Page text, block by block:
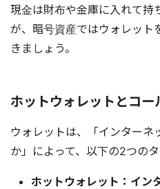
現金は財布や金庫に入れて持
が、暗号資産ではウォレット
きましょう。
ホットウォレットとコー
ウォレットは、「インターネ
か」によって、以下の2つのタ
ホットウォレット：イン